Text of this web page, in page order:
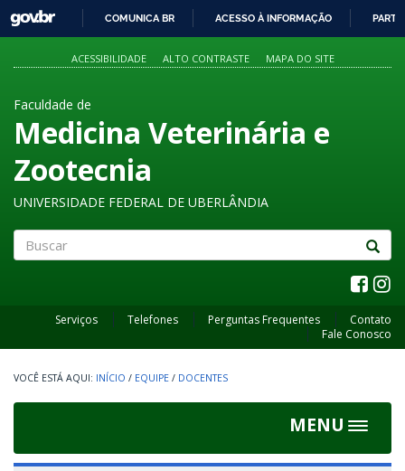
PARA
O
GOVBR
COMUNICA BR ACESSO À INFORMAÇÃO
ACESSIBILIDADE ALTO CONTRASTE MAPA DO SITE
Faculdade de
Medicina Veterinária e
Zootecnia
UNIVERSIDADE FEDERAL DE UBERLÂNDIA
Serviços Telefones Perguntas Frequentes
Contato
Fale Conosco
INÍCIO / EQUIPE / DOCENTES
MENU
Toggle